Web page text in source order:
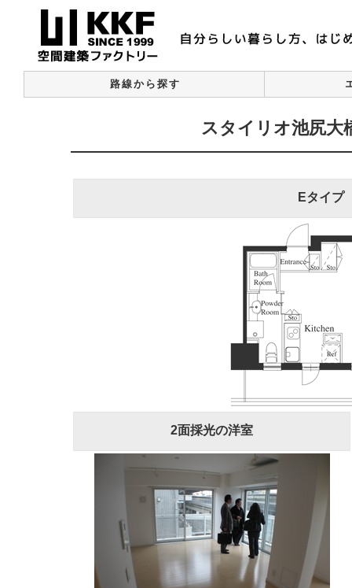
路線から探す
スタイリオ池尻
Eタイ
2面採光の洋室